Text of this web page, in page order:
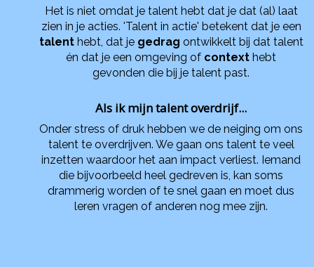
Het is niet omdat je talent hebt dat je dat (al) laat
zien in je acties. 'Talent in actie' betekent dat je een
talenthebt, dat je gedrag ontwikkelt bij dat talent
én dat je een omgeving of context hebt
gevonden die bij je talent past.
Als ik mijn talent overdrijf...
Onder stress of druk hebben we de neiging om ons
talent te overdrijven. We gaan ons talent te veel
inzetten waardoor het aan impact verliest. Iemand
die bijvoorbeeld heel gedreven is, kan soms
drammerig worden of te snel gaan en moet dus
leren vragen of anderen nog mee zijn.